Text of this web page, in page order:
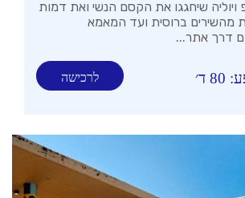
שיחגגו את הקסם הנשי ואת דמות
מהשירים ברוסית ועד המאמא
דרך אתר...
לרכישה ד׳